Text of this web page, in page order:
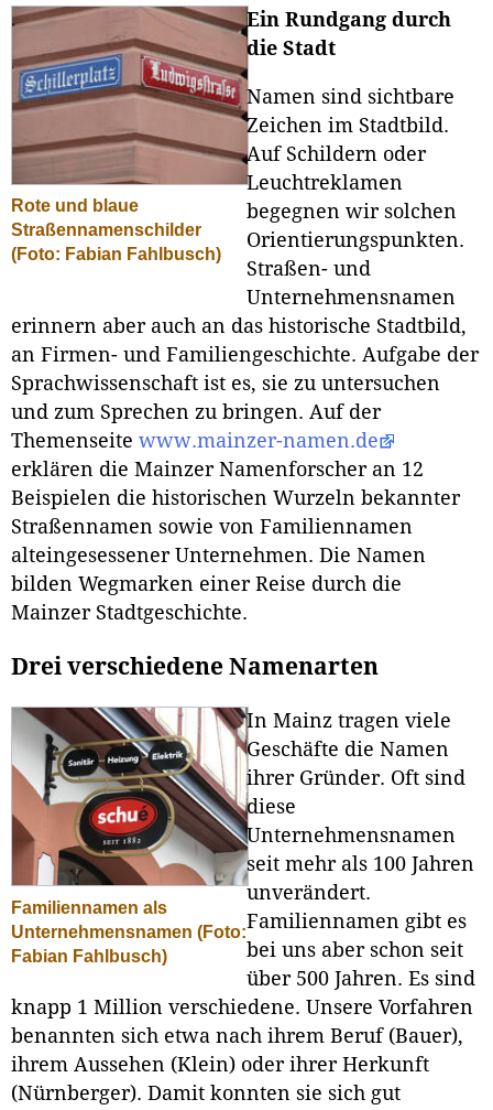
Rote und blaue
Straßennamenschilder
(Foto: Fabian Fahlbusch)
Ein Rundgang durch
die Stadt
Namen sind sichtbare
Zeichen im Stadtbild.
Auf Schildern oder
Leuchtreklamen
begegnen wir solchen
Orientierungspunkten.
Straßen- und
Unternehmensnamen
erinnern aber auch an das historische Stadtbild,
an Firmen- und Familiengeschichte. Aufgabe der
Sprachwissenschaft ist es, sie zu untersuchen
und zum Sprechen zu bringen. Auf der
Themenseite www.mainzer-namen.de
erklären die Mainzer Namenforscher an 12
Beispielen die historischen Wurzeln bekannter
Straßennamen sowie von Familiennamen
alteingesessener Unternehmen. Die Namen
bilden Wegmarken einer Reise durch die
Mainzer Stadtgeschichte.
Drei verschiedene Namenarten
Familiennamen als
Unternehmensnamen (Foto:
Fabian Fahlbusch)
In Mainz tragen viele
Geschäfte die Namen
ihrer Gründer. Oft sind
diese
Unternehmensnamen
seit mehr als 100 Jahren
unverändert.
Familiennamen gibt es
bei uns aber schon seit
über 500 Jahren. Es sind
knapp 1 Million verschiedene. Unsere Vorfahren
benannten sich etwa nach ihrem Beruf (Bauer),
ihrem Aussehen (Klein) oder ihrer Herkunft
(Nürnberger). Damit konnten sie sich gut